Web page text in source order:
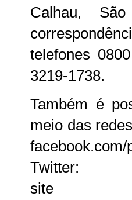
Calhau,
telefones
3219-1738.
Também é
meio das